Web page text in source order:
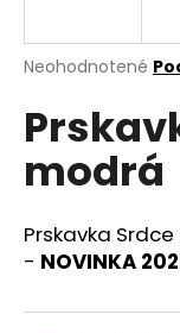
Priemerné
produktu
je
hviezdičiek.
Neohodnotené
modrá
Prskavka
- NOVINKA
j
ť
?